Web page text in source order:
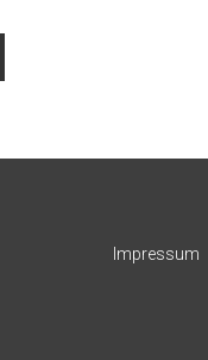
Impressum